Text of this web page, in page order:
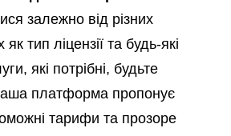
залежно від різних
тип ліцензії та будь-які
які потрібні, будьте
платформа пропонує
тарифи та прозоре